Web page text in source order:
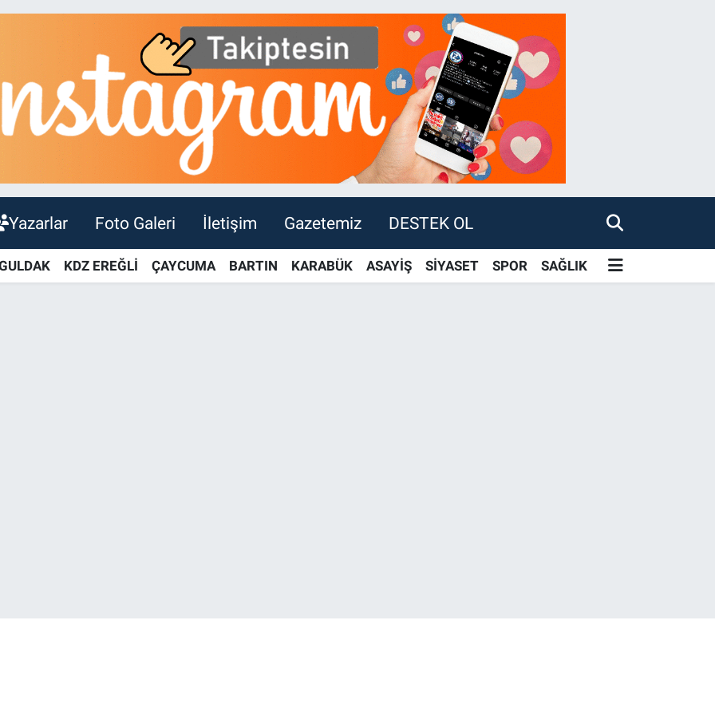
Yazarlar Foto Galeri İletişim Gazetemiz DESTEK OL
KDZ EREĞLİ ÇAYCUMA BARTIN KARABÜK ASAYİŞ SİYASET SPOR SAĞLIK